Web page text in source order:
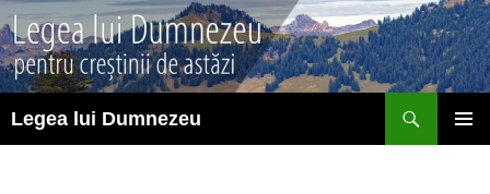
Sari
la
conținut
Legea lui Dumnezeu